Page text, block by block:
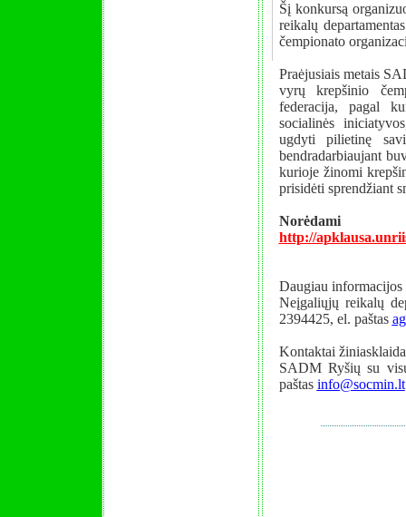
Šį konkursą
reikalų
čempionato
Praėjusiais metais
vyrų krepšinio
federacija, pagal
socialinės
ugdyti pilietinę
bendradarbiaujant
kurioje žinomi
prisidėti sprendžiant
Norėdami
http://
Daugiau informacijos
Neįgaliųjų reikalų
2394425, el. paštas
Kontaktai
SADM Ryšių su
paštas info@socmin.lt